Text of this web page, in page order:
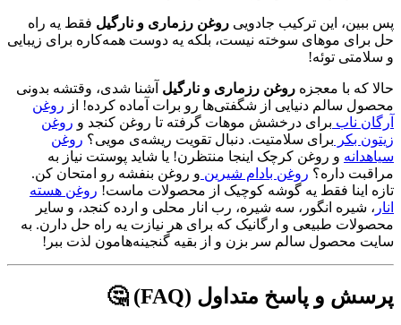
پس ببین، این ترکیب جادویی روغن رزماری و نارگیل فقط یه راه
حل برای موهای سوخته نیست، بلکه یه دوست همه‌کاره برای زیبایی
و سلامتی توئه!
حالا که با معجزه روغن رزماری و نارگیل آشنا شدی، وقتشه بدونی
محصول سالم دنیایی از شگفتی‌ها رو برات آماده کرده! از روغن
آرگان ناب برای درخشش موهات گرفته تا روغن کنجد و روغن
زیتون بکر برای سلامتیت. دنبال تقویت ریشه‌ی مویی؟ روغن
سیاهدانه و روغن کرچک اینجا منتظرن! یا شاید پوستت نیاز به
مراقبت داره؟ روغن بادام شیرین و روغن بنفشه رو امتحان کن.
تازه اینا فقط یه گوشه کوچیک از محصولات ماست! روغن هسته
انار ، شیره انگور، سه شیره، رب انار محلی و ارده کنجد، و سایر
محصولات طبیعی و ارگانیک که برای هر نیازت یه راه حل دارن. به
سایت محصول سالم سر بزن و از بقیه گنجینه‌هامون لذت ببر!
پرسش و پاسخ متداول (FAQ) 🤔